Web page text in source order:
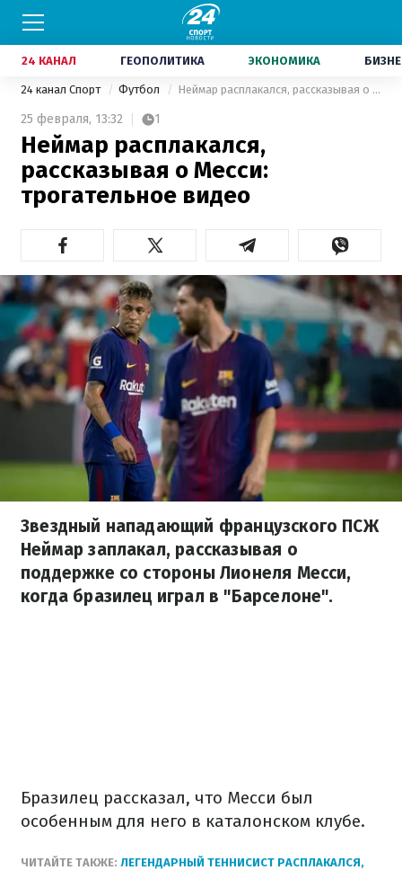
24 КАНАЛ ГЕОПОЛИТИКА ЭКОНОМИКА
24 канал Спорт Футбол Неймар расплакался, рассказывая о Месси: трогательное видео
25 февраля, 13:32 1
Неймар расплакался,
рассказывая о Месси:
трогательное видео
Звездный нападающий французского ПСЖ
Неймар заплакал, рассказывая о
поддержке со стороны Лионеля Месси,
когда бразилец играл в "Барселоне".
Бразилец рассказал, что Месси был
особенным для него в каталонском клубе.
ЧИТАЙТЕ ТАКЖЕ: ЛЕГЕНДАРНЫЙ ТЕННИСИСТ РАСПЛАКАЛСЯ,